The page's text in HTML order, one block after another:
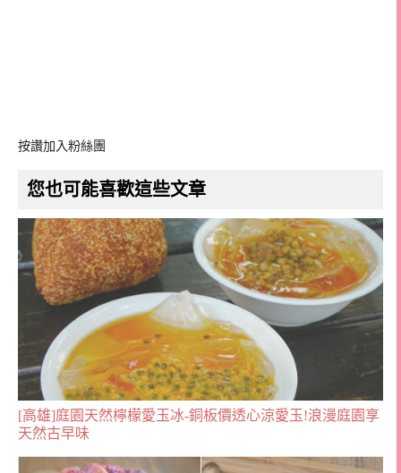
按讚加入粉絲團
您也可能喜歡這些文章
[高雄]庭園天然檸檬愛玉冰-銅板價透心涼愛玉!浪漫庭園享
天然古早味